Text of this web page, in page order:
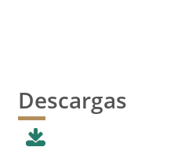
Descargas